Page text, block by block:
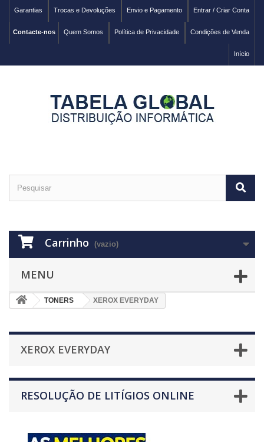
Entrar / Criar Conta
Envio e Pagamento
Trocas e Devoluções
Garantias
Condições de Venda
Política de Privacidade
Quem Somos
Contacte-nos
Início
Carrinho (vazio)
MENU
TONERS XEROX EVERYDAY
XEROX EVERYDAY
RESOLUÇÃO DE LITÍGIOS ONLINE